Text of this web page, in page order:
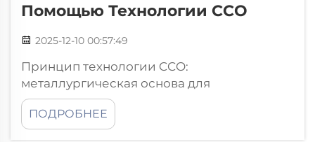
Помощью Технологии CCO
2025-12-10 00:57:49
Принцип технологии CCO:
металлургическая основа для
износостойкости. Что такое наплавка
карбидом хрома (CCO) и почему она
эффективна в абразивных средах.
ПОДРОБНЕЕ